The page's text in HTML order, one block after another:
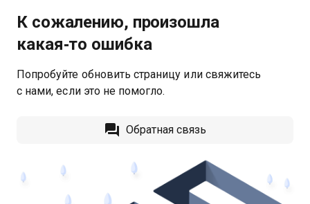
К сожалению, произошла
какая‑то ошибка
Попробуйте обновить страницу или свяжитесь
с нами, если это не помогло.
Обратная связь